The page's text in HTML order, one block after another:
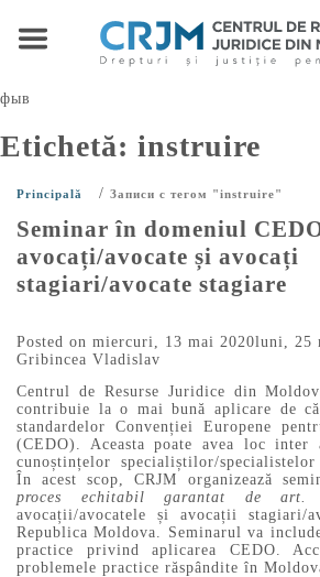
фыв
Etichetă: instruire
Principală / Записи с тегом "instruire"
Seminar în domeniul
avocați/avocate și avocați
stagiari/avocate stagiare
Posted on miercuri, 13 mai 2020luni, 25
Gribincea Vladislav
Centrul de Resurse Juridice din
contribuie la o mai bună aplicare de
standardelor Convenției Europene
(CEDO). Aceasta poate avea loc
cunoștințelor specialiștilor/
În acest scop, CRJM organizează
proces echitabil garantat de art.
avocații/avocatele și avocații stagiari/
Republica Moldova. Seminarul va
practice privind aplicarea CEDO.
problemele practice răspândite în